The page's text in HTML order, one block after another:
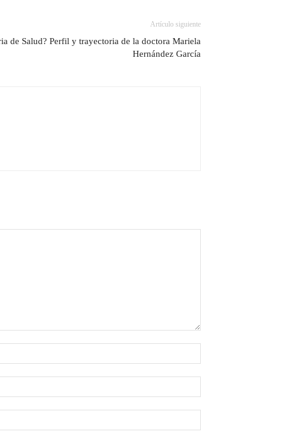
Artículo siguiente
de Salud? Perfil y trayectoria de la doctora Mariela
Hernández García